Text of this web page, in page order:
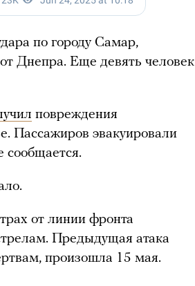
по городу Самар,
Днепра. Еще девять человек
повреждения
Пассажиров эвакуировали
сообщается.
от линии фронта
Предыдущая атака
произошла 15 мая.